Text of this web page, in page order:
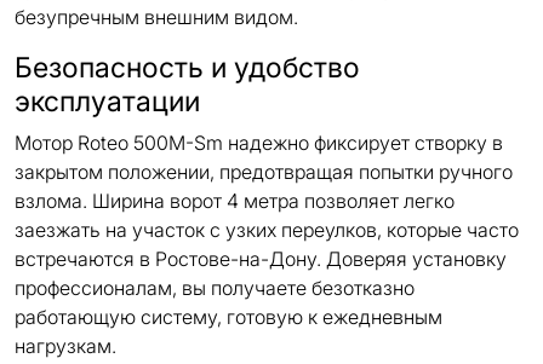
безупречным внешним видом.
Безопасность и удобство
эксплуатации
Мотор Roteo 500M-Sm надежно фиксирует створку в
закрытом положении, предотвращая попытки ручного
взлома. Ширина ворот 4 метра позволяет легко
заезжать на участок с узких переулков, которые часто
встречаются в Ростове-на-Дону. Доверяя установку
профессионалам, вы получаете безотказно
работающую систему, готовую к ежедневным
нагрузкам.